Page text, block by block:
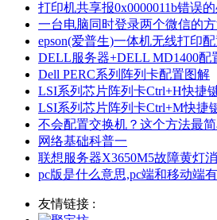
打印机共享报0x0000011b错误
一台电脑同时登录两个微信的
epson(爱普生)一体机无线打印
DELL服务器+DELL MD1400配
Dell PERC系列阵列卡配置图解
LSI系列芯片阵列卡Ctrl+H快捷
LSI系列芯片阵列卡Ctrl+M快捷
不会配置交换机？这个方法最
网络基础科普一
联想服务器X3650M5故障黄灯
pc版是什么意思,pc端和移动端
友情链接 :